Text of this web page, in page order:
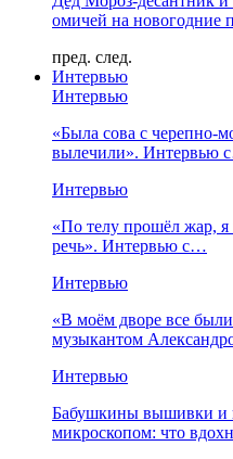
омичей на новогодние
пред. след.
Интервью
Интервью
«Была сова с черепно-
вылечили». Интервью
Интервью
«По телу прошёл жар, я
речь». Интервью с…
Интервью
«В моём дворе все
музыкантом
Интервью
Бабушкины вышивки и
микроскопом: что